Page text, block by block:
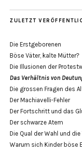
ZULETZT
Die Erstgeborenen
Böse Väter, kalte Mütter?
Die Illusionen der
Das Verhältnis von
Die grossen Fragen des
Der Machiavelli-Fehler
Der Fortschritt und das
Der schwarze Atem
Die Qual der Wahl und
Warum sich Kinder böse